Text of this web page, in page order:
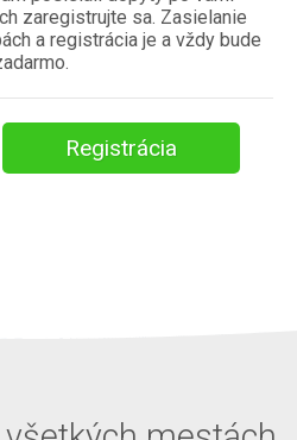
zaregistrujte sa. Zasielanie
a registrácia je a vždy bude
Registrácia